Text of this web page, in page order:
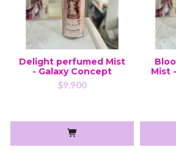
Delight perfumed Mist
- Galaxy Concept
$9.900
Mist